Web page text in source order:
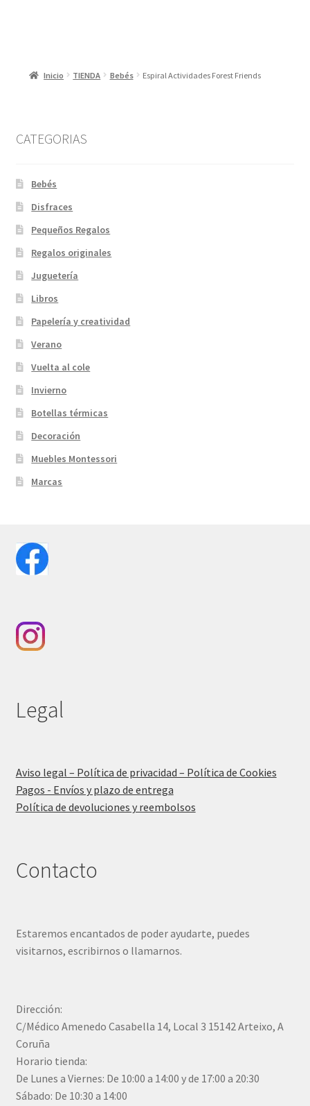
Inicio TIENDA Bebés Espiral Actividades Forest Friends
CATEGORIAS
Bebés
Disfraces
Pequeños Regalos
Regalos originales
Juguetería
Libros
Papelería y creatividad
Verano
Vuelta al cole
Invierno
Botellas térmicas
Decoración
Muebles Montessori
Marcas
Legal
Aviso legal – Política de privacidad – Política de Cookies
Pagos - Envíos y plazo de entrega
Política de devoluciones y reembolsos
Contacto
Estaremos encantados de poder ayudarte, puedes
visitarnos, escribirnos o llamarnos.
Dirección:
C/Médico Amenedo Casabella 14, Local 3 15142 Arteixo, A
Coruña
Horario tienda:
De Lunes a Viernes: De 10:00 a 14:00 y de 17:00 a 20:30
Sábado: De 10:30 a 14:00